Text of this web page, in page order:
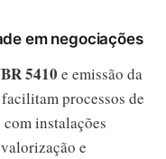
em negociações
5410 e emissão da
processos de
instalações
e